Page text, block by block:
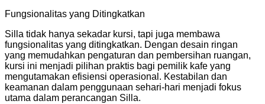
Fungsionalitas yang Ditingkatkan
Silla tidak hanya sekadar kursi, tapi juga membawa
fungsionalitas yang ditingkatkan. Dengan desain ringan
yang memudahkan pengaturan dan pembersihan ruangan,
kursi ini menjadi pilihan praktis bagi pemilik kafe yang
mengutamakan efisiensi operasional. Kestabilan dan
keamanan dalam penggunaan sehari-hari menjadi fokus
utama dalam perancangan Silla.